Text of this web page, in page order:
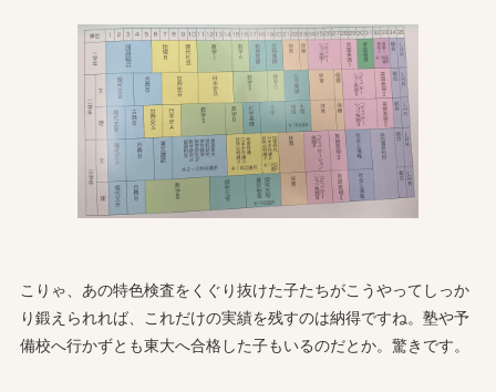
こりゃ、あの特色検査をくぐり抜けた子たちがこうやってしっか
り鍛えられれば、これだけの実績を残すのは納得ですね。塾や予
備校へ行かずとも東大へ合格した子もいるのだとか。驚きです。